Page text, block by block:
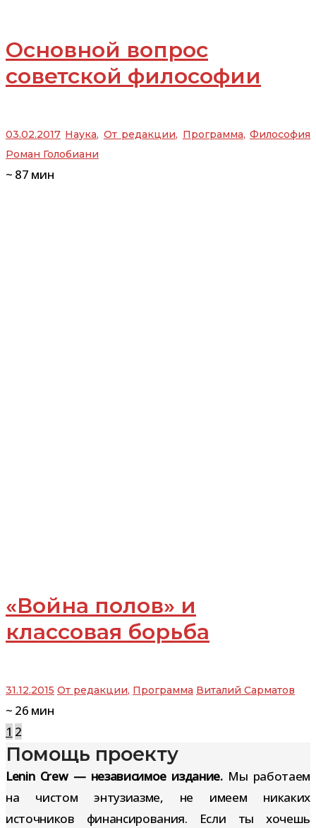
Основной вопрос
советской философии
03.02.2017 Наука, От редакции, Программа,Философия
Роман Голобиани
~ 87 мин
«Война полов» и
классовая борьба
31.12.2015 От редакции, Программа Виталий Сарматов
~ 26 мин
Навигация
по
записям
1 2
Помощь проекту
Lenin Crew — независимое издание.Мы работаем
на чистом энтузиазме, не имеем никаких
источников финансирования. Если ты хочешь